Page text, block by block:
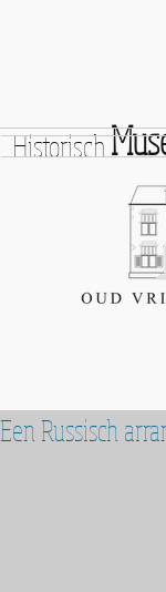
Historisch
Een Russisch